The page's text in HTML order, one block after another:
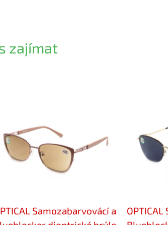
zajímat
Samozabarvovácí a